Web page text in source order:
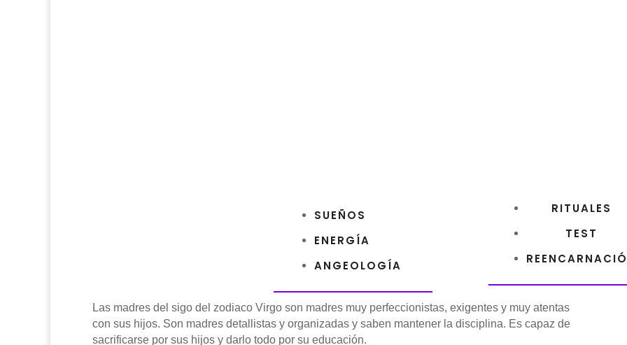
SUEÑOS
ENERGÍA
ANGEOLOGÍA
RITUALES
TEST
Las madres del sigo del zodiaco Virgo son madres muy perfeccionistas, exigentes y muy atentas
con sus hijos. Son madres detallistas y organizadas y saben mantener la disciplina. Es capaz de
sacrificarse por sus hijos y darlo todo por su educación.